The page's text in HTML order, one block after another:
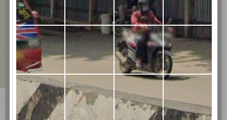
Negozio
Da mercoledì 29 LUGLIO 2026 al 25
AGOSTO
Con riapertura a MERCOLEDì 26
agosto
AUGURIAMO A TUTTI BUONE
CORDIALI SALUTI
BERTOLESI F.LLI SRL